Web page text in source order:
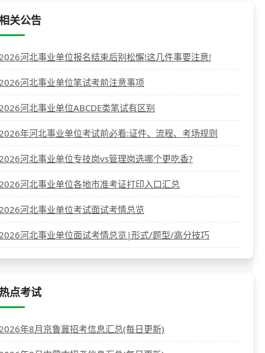
关公告
河北事业单位报名结束后别松懈!这几件事要注意!
河北事业单位笔试考前注意事项
河北事业单位ABCDE类笔试有区别
年河北事业单位考试前必看:证件、流程、考场规则
河北事业单位专技岗vs管理岗选哪个更吃香?
河北事业单位各地市准考证打印入口汇总
河北事业单位考试面试考情总览
河北事业单位面试考情总览|形式/题型/高分技巧
点考试
年8月京鲁冀招考信息汇总(每日更新)